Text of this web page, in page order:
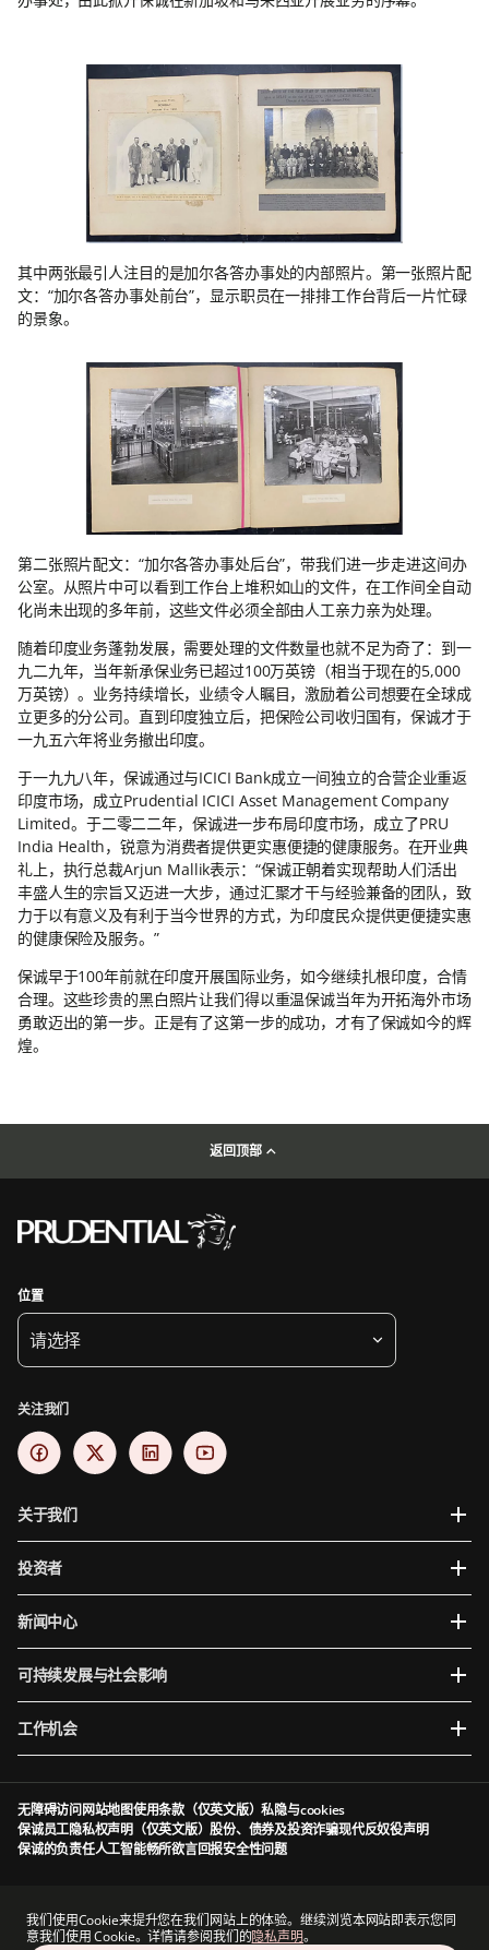
其中两张最引人注目的是加尔各答办事处的内部照片。第一张照片配
文：“加尔各答办事处前台”，显示职员在一排排工作台背后一片忙碌
的景象。
第二张照片配文：“加尔各答办事处后台”，带我们进一步走进这间办
公室。从照片中可以看到工作台上堆积如山的文件，在工作间全自动
化尚未出现的多年前，这些文件必须全部由人工亲力亲为处理。
随着印度业务蓬勃发展，需要处理的文件数量也就不足为奇了：到一
九二九年，当年新承保业务已超过100万英镑（相当于现在的5,000
万英镑）。业务持续增长，业绩令人瞩目，激励着公司想要在全球成
立更多的分公司。直到印度独立后，把保险公司收归国有，保诚才于
一九五六年将业务撤出印度。
于一九九八年，保诚通过与ICICI Bank成立一间独立的合营企业重返
印度市场，成立Prudential ICICI Asset Management Company
Limited。于二零二二年，保诚进一步布局印度市场，成立了PRU
India Health，锐意为消费者提供更实惠便捷的健康服务。在开业典
礼上，执行总裁Arjun Mallik表示：“保诚正朝着实现帮助人们活出
丰盛人生的宗旨又迈进一大步，通过汇聚才干与经验兼备的团队，致
力于以有意义及有利于当今世界的方式，为印度民众提供更便捷实惠
的健康保险及服务。”
保诚早于100年前就在印度开展国际业务，如今继续扎根印度，合情
合理。这些珍贵的黑白照片让我们得以重温保诚当年为开拓海外市场
勇敢迈出的第一步。正是有了这第一步的成功，才有了保诚如今的辉
煌。
我们使用Cookie来提升您在我们网站上的体验。继续浏览本网站即表示您同
意我们使用 Cookie。详情请参阅我们的隐私声明。
返回顶部
位置
请选择
关注我们
关于我们
投资者
新闻中心
可持续发展与社会影响
工作机会
无障碍访问网站地图使用条款（仅英文版）私隐与cookies
保诚员工隐私权声明（仅英文版）股份、债券及投资诈骗现代反奴役声明
保诚的负责任人工智能畅所欲言回报安全性问题
司，其部分子公司由香港保险业监管局及其他监管机构授权及规管（视情况而定）。香港主要
营业地点：香港中环港景街1号国际金融中心一期13 楼。